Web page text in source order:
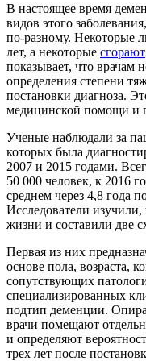
В настоящее время
видов этого
по-разному. Некоторые
лет, а некоторые сгорают
показывает, что врачам
определения степени
постановки диагноза.
медицинской помощи и
Ученые наблюдали за
которых была
2007 и 2015 годами.
50 000 человек, к 2016
среднем через 4,8 года
Исследователи
жизни и составили две
Первая из них
основе пола, возраста,
сопутствующих
специализированных
подтип деменции.
врачи помещают
и определяют
трех лет после